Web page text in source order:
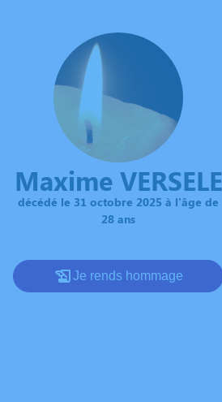
Maxime VERSELE
décédé le 31 octobre 2025 à l'âge de
28 ans
Je rends hommage